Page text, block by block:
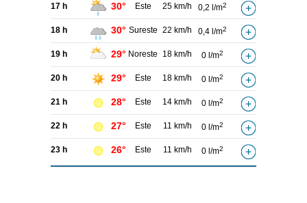
17 h 30° Este 25 km/h 0,2 l/m2
18 h 30° Sureste 22 km/h 0,4 l/m2
19 h 29° Noreste 18 km/h 0 l/m2
20 h 29° Este 18 km/h 0 l/m2
21 h 28° Este 14 km/h 0 l/m2
22 h 27° Este 11 km/h 0 l/m2
23 h 26° Este 11 km/h 0 l/m2